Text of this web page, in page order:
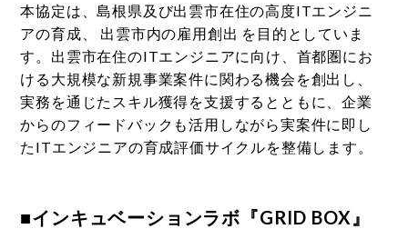
本協定は、島根県及び出雲市在住の高度ITエンジニ
アの育成、 出雲市内の雇用創出 を目的としていま
す。出雲市在住のITエンジニアに向け、首都圏にお
ける大規模な新規事業案件に関わる機会を創出し、
実務を通じたスキル獲得を支援するとともに、企業
からのフィードバックも活用しながら実案件に即し
たITエンジニアの育成評価サイクルを整備します。
■インキュベーションラボ『GRID BOX』